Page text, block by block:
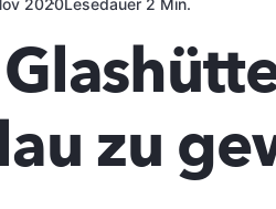
2020Lesedauer 2 Min.
zu